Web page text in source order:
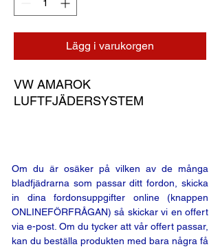
Lägg i varukorgen
VW AMAROK
LUFTFJÄDERSYSTEM
Om du är osäker på vilken av de många
bladfjädrarna som passar ditt fordon, skicka
in dina fordonsuppgifter online (knappen
ONLINEFÖRFRÅGAN) så skickar vi en offert
via e-post. Om du tycker att vår offert passar,
kan du beställa produkten med bara några få